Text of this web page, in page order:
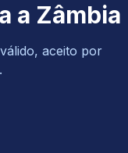
a Zâmbia
aceito por